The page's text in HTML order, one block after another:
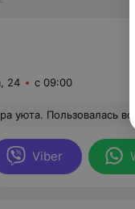
24 с 09:00
всем спектром
Viber